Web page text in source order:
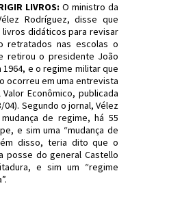
LIVROS: O ministro da
Rodríguez, disse que
livros didáticos para revisar
retratados nas escolas o
retirou o presidente João
e o regime militar que
ocorreu em uma entrevista
Econômico, publicada
Segundo o jornal, Vélez
de regime, há 55
e sim uma “mudança de
disso, teria dito que o
posse do general Castello
e sim um “regime